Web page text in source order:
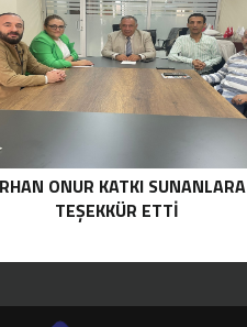
ONUR KATKI SUNANLARA
TEŞEKKÜR ETTİ